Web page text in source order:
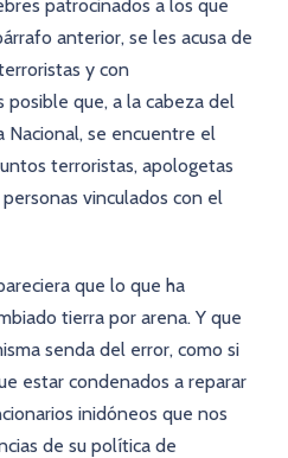
patrocinados a los que
anterior, se les acusa de
y con
posible que, a la cabeza del
Nacional, se encuentre el
terroristas, apologetas
vinculados con el
que lo que ha
tierra por arena. Y que
senda del error, como si
estar condenados a reparar
inidóneos que nos
de su política de